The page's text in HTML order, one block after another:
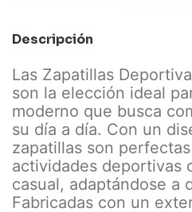
Descripción
Las Zapatillas
son la elección ideal
moderno que busca
su día a día. Con un
zapatillas son
actividades deportivas
casual, adaptándose a
Fabricadas con un